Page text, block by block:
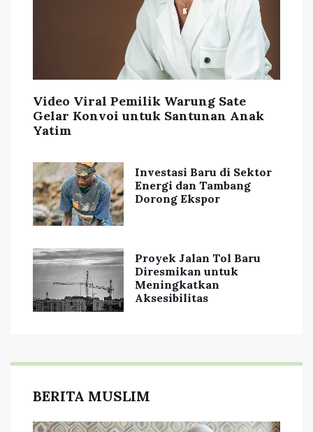
Video Viral Pemilik Warung Sate
Gelar Konvoi untuk Santunan Anak
Yatim
Investasi Baru di Sektor
Energi dan Tambang
Dorong Ekspor
Proyek Jalan Tol Baru
Diresmikan untuk
Meningkatkan
Aksesibilitas
BERITA MUSLIM